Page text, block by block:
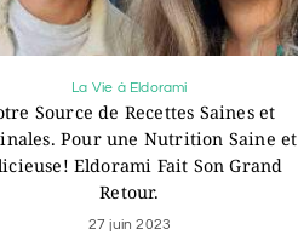
La Vie à Eldorami
Source de Recettes Saines et
Pour une Nutrition Saine et
Eldorami Fait Son Grand
Retour.
27 juin 2023